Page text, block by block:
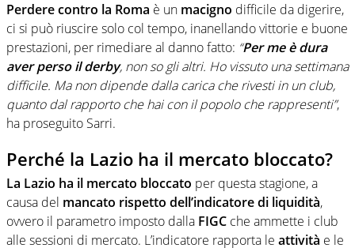
Perdere contro la Roma è un macigno difficile da digerire,
ci si può riuscire solo col tempo, inanellando vittorie e buone
prestazioni, per rimediare al danno fatto: “Per me è dura
aver perso il derby, non so gli altri. Ho vissuto una settimana
difficile. Ma non dipende dalla carica che rivesti in un club,
quanto dal rapporto che hai con il popolo che rappresenti”,
ha proseguito Sarri.
Perché la Lazio ha il mercato bloccato?
La Lazio ha il mercato bloccato per questa stagione, a
causa del mancato rispetto dell’indicatore di liquidità,
ovvero il parametro imposto dalla FIGC che ammette i club
alle sessioni di mercato. L’indicatore rapporta le attività e le